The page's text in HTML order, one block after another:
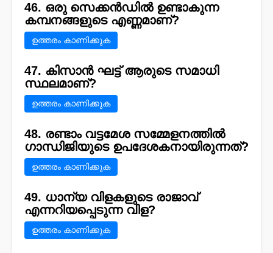
46. ഒരു സെക്കൻഡിൽ ഉണ്ടാകുന്ന
കമ്പനങ്ങളുടെ എണ്ണമാണ്?
ഉത്തരം കാണിക്കുക
47. കിസാൻ ഘട്ട് ആരുടെ സമാധി
സ്ഥലമാണ്?
ഉത്തരം കാണിക്കുക
48. രണ്ടാം വട്ടമേശ സമ്മേളനത്തിൽ
ഗാന്ധിജിയുടെ ഉപദേശകനായിരുന്നത്?
ഉത്തരം കാണിക്കുക
49. ധാന്യ വിളകളുടെ രാജാവ്
എന്നറിയപ്പെടുന്ന വിള?
ഉത്തരം കാണിക്കുക